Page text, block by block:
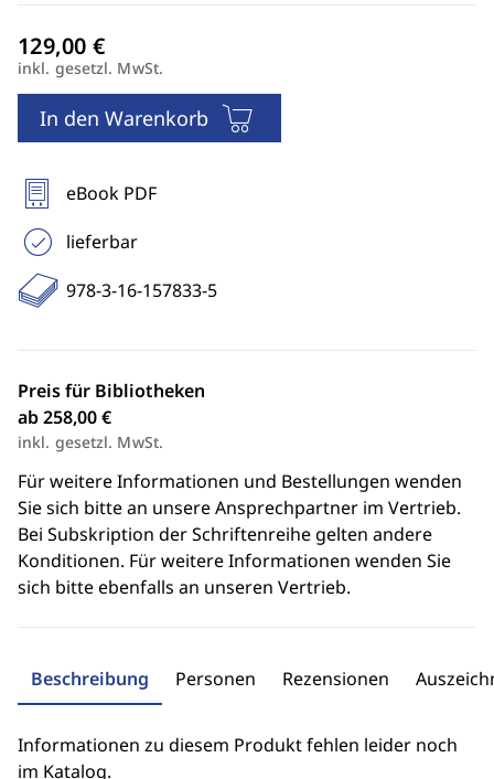
inkl. gesetzl. MwSt.
In den Warenkorb
eBook PDF
lieferbar
978-3-16-157833-5
Preis für Bibliotheken
ab 258,00 €
inkl. gesetzl. MwSt.
Für weitere Informationen und Bestellungen wenden
Sie sich bitte an unsere Ansprechpartner im Vertrieb.
Bei Subskription der Schriftenreihe gelten andere
Konditionen. Für weitere Informationen wenden Sie
sich bitte ebenfalls an unseren Vertrieb.
Beschreibung Personen Rezensionen
Informationen zu diesem Produkt fehlen leider noch
im Katalog.